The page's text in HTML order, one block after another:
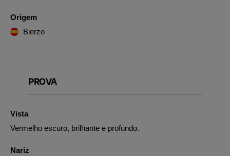
Origem
Bierzo
PROVA
Vista
Vermelho escuro, brilhante e profundo.
Nariz